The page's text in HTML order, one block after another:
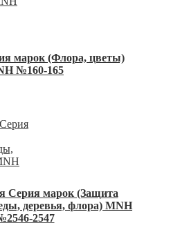
марок (Флора, цветы)
№160-165
Серия марок (Защита
деревья, флора) MNH
2547